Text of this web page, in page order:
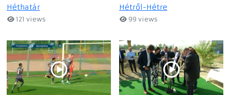
Héthatár
121 views
Hétről-Hétre
99 views